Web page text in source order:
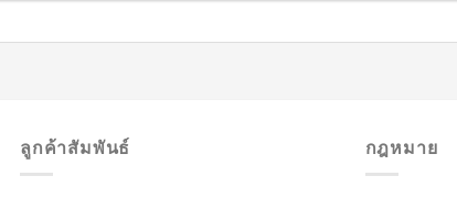
ลูกค้าสัมพันธ์ กฎหมาย